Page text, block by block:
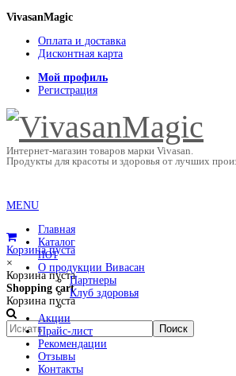
VivasanMagic
Оплата и доставка
Дисконтная карта
Мой профиль
Регистрация
Интернет-магазин товаров марки Vivasan.
Продукты для красоты и здоровья от лучших
Корзина пуста
×
Корзина пуста
Shopping cart
Корзина пуста
MENU
Главная
Каталог
HOT
О продукции Вивасан
Партнеры
Клуб здоровья
Акции
Прайс-лист
Рекомендации
Отзывы
Контакты